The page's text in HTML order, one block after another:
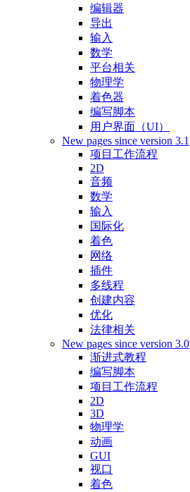
编辑器
导出
输入
数学
平台相关
物理学
着色器
编写脚本
用户界面（UI）
New pages since version 3.1
项目工作流程
2D
音频
数学
输入
国际化
着色
网络
插件
多线程
创建内容
优化
法律相关
New pages since version 3.0
渐进式教程
编写脚本
项目工作流程
2D
3D
物理学
动画
GUI
视口
着色